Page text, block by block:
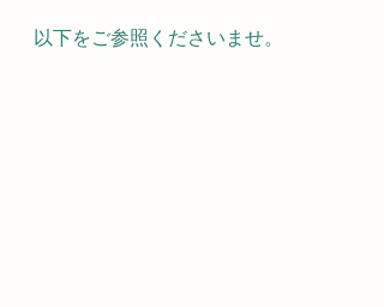
以下をご参照くださいませ。